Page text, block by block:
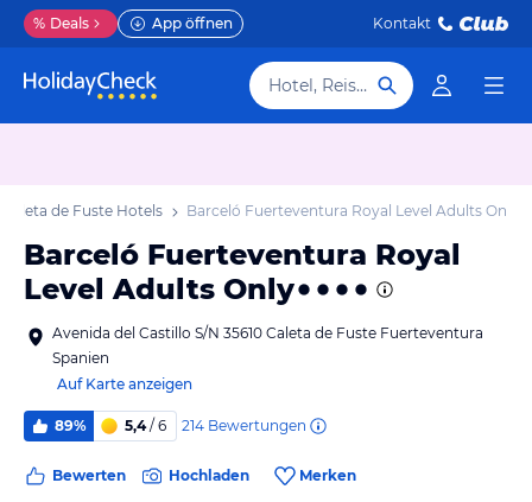
% Deals App öffnen Kontakt
Hotel, Reiseziel
Caleta de Fuste Hotels Barceló Fuerteventura Royal Level Adults Only
Barceló Fuerteventura Royal
Level Adults Only
Avenida del Castillo S/N 35610 Caleta de Fuste Fuerteventura
Spanien
Auf Karte anzeigen
89% 5,4/ 6 214 Bewertungen
Bewerten Hochladen Merken